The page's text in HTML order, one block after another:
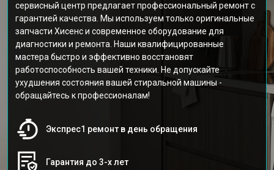
сервисный центр предлагает профессиональный ремонт с
гарантией качества. Мы используем только оригинальные
запчасти Хисенс и современное оборудование для
диагностики и ремонта. Наши квалифицированные
мастера быстро и эффективно восстановят
работоспособность вашей техники. Не допускайте
ухудшения состояния вашей стиральной машины -
обращайтесь к профессионалам!
Экспрес1 ремонт в день обращения
Гарантия до 3-х лет